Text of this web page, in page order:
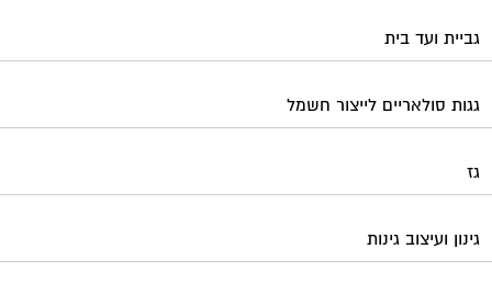
גביית ועד בית
גגות סולאריים לייצור חשמל
גז
גינון ועיצוב גינות